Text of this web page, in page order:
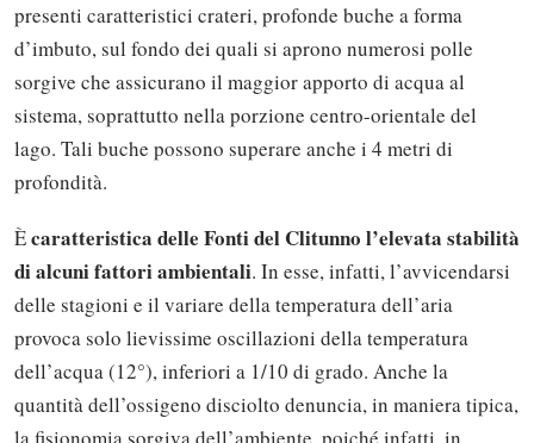
presenti caratteristici crateri, profonde buche a forma
d’imbuto, sul fondo dei quali si aprono numerosi polle
sorgive che assicurano il maggior apporto di acqua al
sistema, soprattutto nella porzione centro-orientale del
lago. Tali buche possono superare anche i 4 metri di
profondità.
Ècaratteristica delle Fonti del Clitunno l’elevata stabilità
di alcuni fattori ambientali. In esse, infatti, l’avvicendarsi
delle stagioni e il variare della temperatura dell’aria
provoca solo lievissime oscillazioni della temperatura
dell’acqua (12°), inferiori a 1/10 di grado. Anche la
quantità dell’ossigeno disciolto denuncia, in maniera tipica,